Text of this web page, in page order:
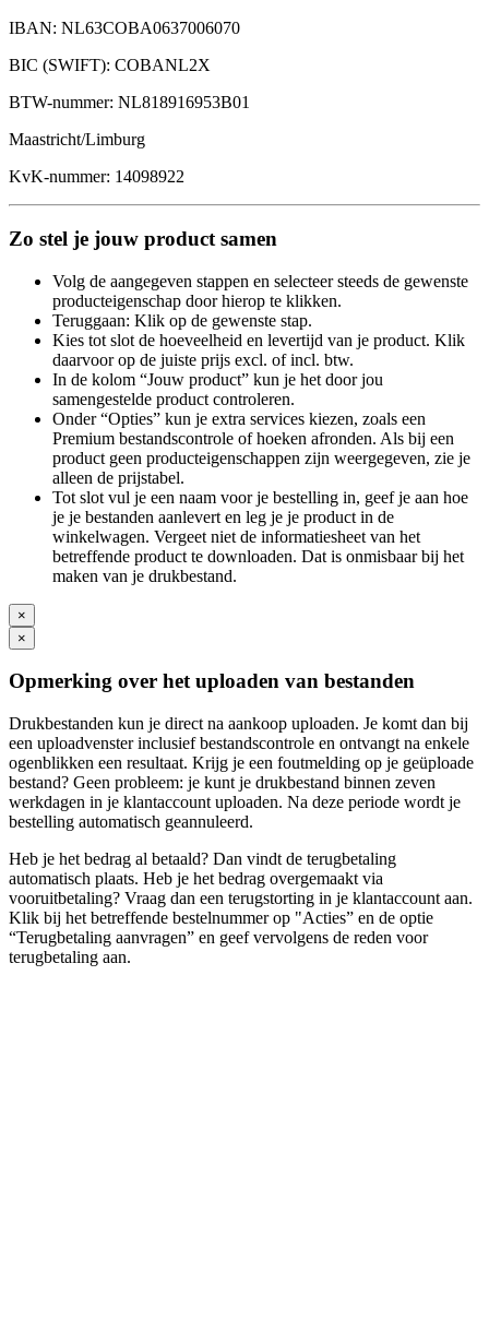
IBAN: NL63COBA0637006070
BIC (SWIFT): COBANL2X
BTW-nummer: NL818916953B01
Maastricht/Limburg
KvK-nummer: 14098922
Zo stel je jouw product samen
Volg de aangegeven stappen en selecteer steeds de gewenste
producteigenschap door hierop te klikken.
Teruggaan: Klik op de gewenste stap.
Kies tot slot de hoeveelheid en levertijd van je product. Klik
daarvoor op de juiste prijs excl. of incl. btw.
In de kolom “Jouw product” kun je het door jou
samengestelde product controleren.
Onder “Opties” kun je extra services kiezen, zoals een
Premium bestandscontrole of hoeken afronden. Als bij een
product geen producteigenschappen zijn weergegeven, zie je
alleen de prijstabel.
Tot slot vul je een naam voor je bestelling in, geef je aan hoe
je je bestanden aanlevert en leg je je product in de
winkelwagen. Vergeet niet de informatiesheet van het
betreffende product te downloaden. Dat is onmisbaar bij het
maken van je drukbestand.
×
×
Opmerking over het uploaden van bestanden
Drukbestanden kun je direct na aankoop uploaden. Je komt dan bij
een uploadvenster inclusief bestandscontrole en ontvangt na enkele
ogenblikken een resultaat. Krijg je een foutmelding op je geüploade
bestand? Geen probleem: je kunt je drukbestand binnen zeven
werkdagen in je klantaccount uploaden. Na deze periode wordt je
bestelling automatisch geannuleerd.
Heb je het bedrag al betaald? Dan vindt de terugbetaling
automatisch plaats. Heb je het bedrag overgemaakt via
vooruitbetaling? Vraag dan een terugstorting in je klantaccount aan.
Klik bij het betreffende bestelnummer op "Acties” en de optie
“Terugbetaling aanvragen” en geef vervolgens de reden voor
terugbetaling aan.